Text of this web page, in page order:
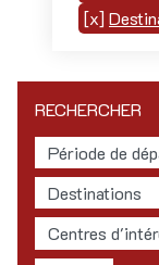
[x]
RECHERCHER